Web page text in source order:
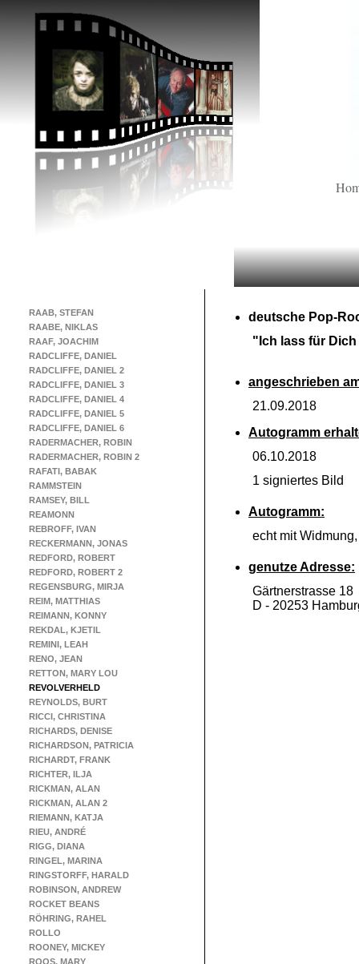
RAAB, STEFAN
RAABE, NIKLAS
RAAF, JOACHIM
RADCLIFFE, DANIEL
RADCLIFFE, DANIEL 2
RADCLIFFE, DANIEL 3
RADCLIFFE, DANIEL 4
RADCLIFFE, DANIEL 5
RADCLIFFE, DANIEL 6
RADERMACHER, ROBIN
RADERMACHER, ROBIN 2
RAFATI, BABAK
RAMMSTEIN
RAMSEY, BILL
REAMONN
REBROFF, IVAN
RECKERMANN, JONAS
REDFORD, ROBERT
REDFORD, ROBERT 2
REGENSBURG, MIRJA
REIM, MATTHIAS
REIMANN, KONNY
REKDAL, KJETIL
REMINI, LEAH
RENO, JEAN
RETTON, MARY LOU
REVOLVERHELD
REYNOLDS, BURT
RICCI, CHRISTINA
RICHARDS, DENISE
RICHARDSON, PATRICIA
RICHARDT, FRANK
RICHTER, ILJA
RICKMAN, ALAN
RICKMAN, ALAN 2
RIEMANN, KATJA
RIEU, ANDRÉ
RIGG, DIANA
RINGEL, MARINA
RINGSTORFF, HARALD
ROBINSON, ANDREW
ROCKET BEANS
RÖHRING, RAHEL
ROLLO
ROONEY, MICKEY
ROOS, MARY
deutsche Pop-
"Ich lass für
angeschrieben
21.09.2018
Autogramm
06.10.2018
1 signiertes Bild
Autogramm:
echt mit
genutze Adresse:
Gärtnerstrasse 18
D - 20253